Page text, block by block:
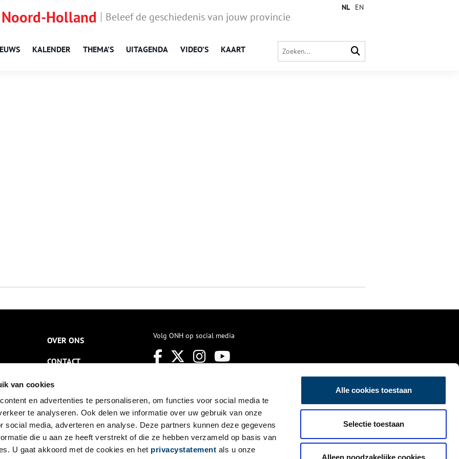
van cookies
en advertenties te personaliseren, om functies voor social media te
te analyseren. Ook delen we informatie over uw gebruik van onze
social media, adverteren en analyse. Deze partners kunnen deze gegevens
die u aan ze heeft verstrekt of die ze hebben verzameld op basis van
U gaat akkoord met de cookies en het privacystatement als u onze
Alle cookies toestaan
Selectie toestaan
Alleen noodzakelijke cookies
Holland Beleef de geschiedenis van jouw provincie
KALENDER THEMA’S UITAGENDA VIDEO’S KAART
NL EN
OVER ONS
CONTACT
NIEUWSBRIEF
DISCLAIMER
PRIVACY
TOEGANKELIJKHEID
Volg ONH op social media